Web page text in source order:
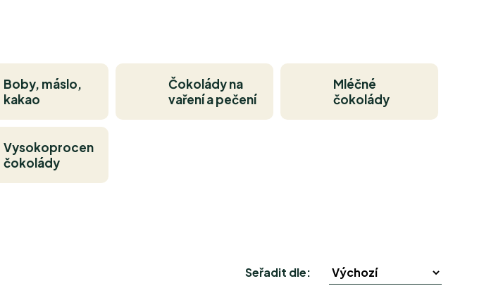
Boby, máslo,
kakao
Čokolády na
vaření a pečení
Mléčné
čokolády
Vysokoprocentní
čokolády
Seřadit dle: